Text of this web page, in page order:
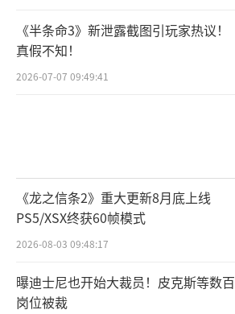
《半条命3》新泄露截图引玩家热议！
真假不知！
2026-07-07 09:49:41
《龙之信条2》重大更新8月底上线
PS5/XSX终获60帧模式
2026-08-03 09:48:17
曝迪士尼也开始大裁员！皮克斯等数百
岗位被裁